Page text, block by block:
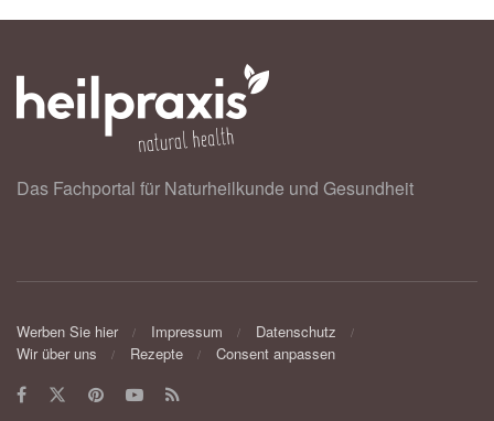
Das Fachportal für Naturheilkunde und Gesundheit
Werben Sie hier Impressum
Datenschutz
Wir über uns
Rezepte Consent anpassen